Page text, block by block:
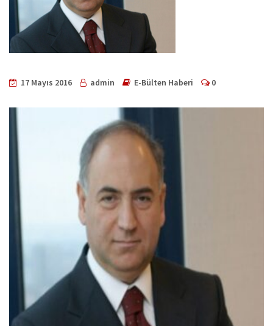
17 Mayıs 2016 admin E-Bülten Haberi 0